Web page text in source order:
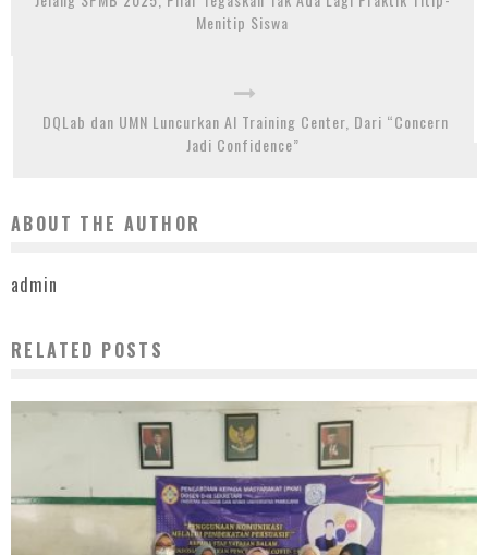
Menitip Siswa
DQLab dan UMN Luncurkan AI Training Center, Dari “Concern
Jadi Confidence”
ABOUT THE AUTHOR
admin
RELATED POSTS